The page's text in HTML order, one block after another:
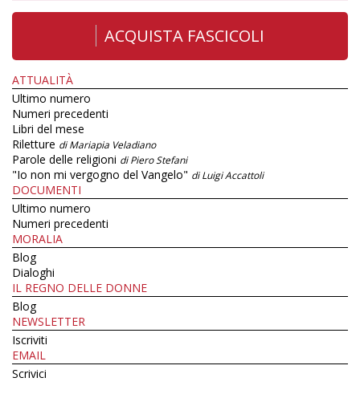
ACQUISTA FASCICOLI
ATTUALITÀ
Ultimo numero
Numeri precedenti
Libri del mese
Riletture di Mariapia Veladiano
Parole delle religioni di Piero Stefani
"Io non mi vergogno del Vangelo" di Luigi Accattoli
DOCUMENTI
Ultimo numero
Numeri precedenti
MORALIA
Blog
Dialoghi
IL REGNO DELLE DONNE
Blog
NEWSLETTER
Iscriviti
EMAIL
Scrivici